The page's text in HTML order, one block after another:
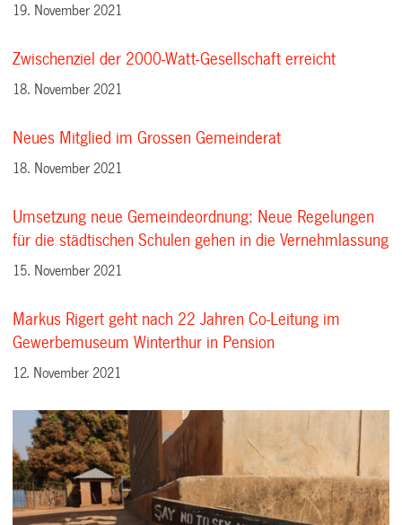
19. November 2021
Zwischenziel der 2000-Watt-Gesellschaft erreicht
18. November 2021
Neues Mitglied im Grossen Gemeinderat
18. November 2021
Umsetzung neue Gemeindeordnung: Neue Regelungen
für die städtischen Schulen gehen in die Vernehmlassung
15. November 2021
Markus Rigert geht nach 22 Jahren Co-Leitung im
Gewerbemuseum Winterthur in Pension
12. November 2021